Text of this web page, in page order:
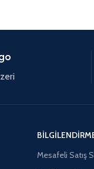
Mesafeli Satış